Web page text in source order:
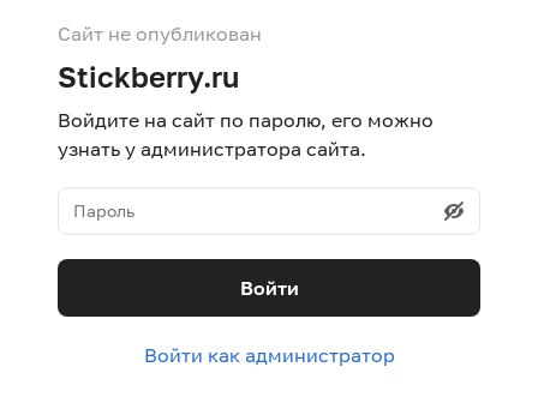
Сайт не опубликован
Stickberry.ru
Войдите на сайт по паролю, его можно
узнать у администратора сайта.
Войти
Войти как администратор